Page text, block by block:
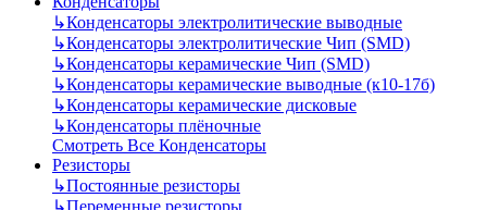
↳Конденсаторы электролитические выводные
↳Конденсаторы электролитические Чип (SMD)
↳Конденсаторы керамические Чип (SMD)
↳Конденсаторы керамические выводные (к10-17б)
↳Конденсаторы керамические дисковые
↳Конденсаторы плёночные
Смотреть Все Конденсаторы
Резисторы
↳Постоянные резисторы
↳Переменные резисторы